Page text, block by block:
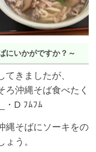
にいかがですか？～
きましたが、
ろ沖縄そば食べたく
・D ﾌﾑﾌﾑ
縄そばにソーキをの
ょう。